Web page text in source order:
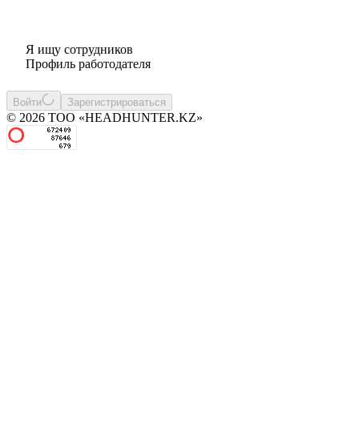
Я ищу сотрудников
Профиль работодателя
Войти Зарегистрироваться
© 2026 ТОО «HEADHUNTER.KZ»